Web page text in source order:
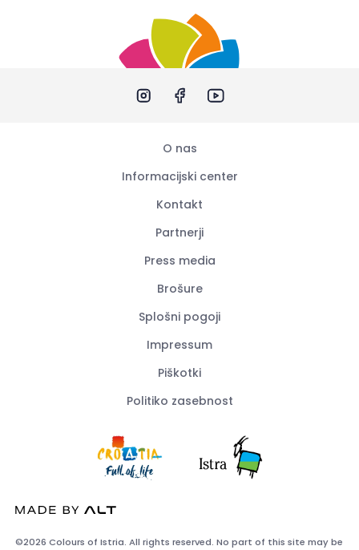
O nas
Informacijski center
Kontakt
Partnerji
Press media
Brošure
Splošni pogoji
Impressum
Piškotki
Politiko zasebnost
©2026 Colours of Istria. All rights reserved. No part of this site may be